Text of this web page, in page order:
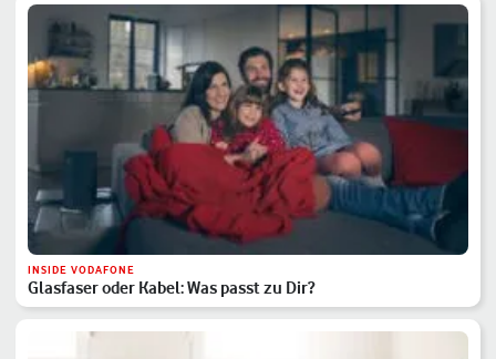
INSIDE VODAFONE
Glasfaser oder Kabel: Was passt zu Dir?